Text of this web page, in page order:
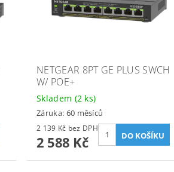
NETGEAR 8PT GE PLUS SWCH
W/ POE+
Skladem (2 ks)
Záruka: 60 měsíců
2 139 Kč bez DPH
2 588 Kč